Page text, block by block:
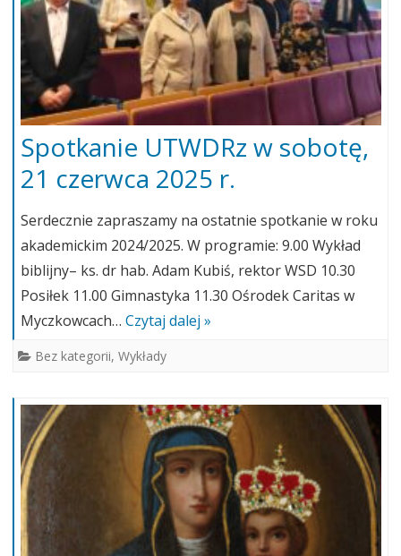
Spotkanie UTWDRz w sobotę,
21 czerwca 2025 r.
Serdecznie zapraszamy na ostatnie spotkanie w roku
akademickim 2024/2025. W programie: 9.00 Wykład
biblijny– ks. dr hab. Adam Kubiś, rektor WSD 10.30
Posiłek 11.00 Gimnastyka 11.30 Ośrodek Caritas w
Myczkowcach… Czytaj dalej »
Bez kategorii, Wykłady